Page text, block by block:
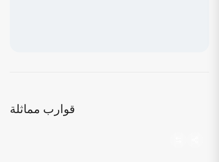
قوارب مماثلة